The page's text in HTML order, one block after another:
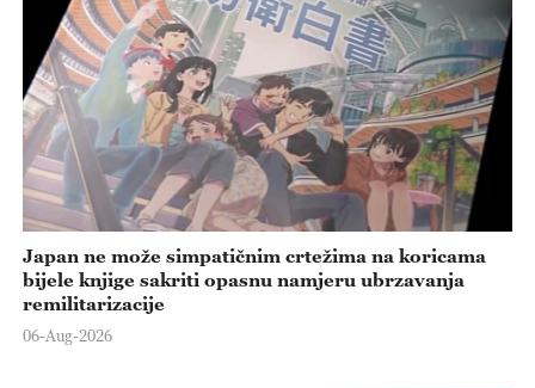
Japan ne može simpatičnim crtežima na koricama
bijele knjige sakriti opasnu namjeru ubrzavanja
remilitarizacije
06-Aug-2026